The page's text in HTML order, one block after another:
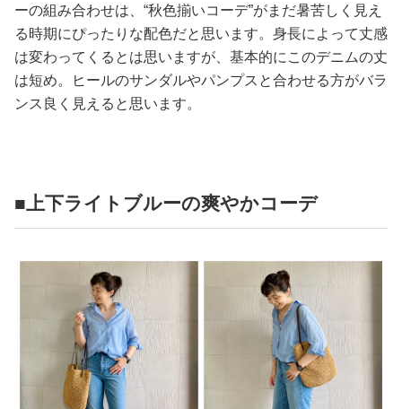
ーの組み合わせは、“秋色揃いコーデ”がまだ暑苦しく見え
る時期にぴったりな配色だと思います。身長によって丈感
は変わってくるとは思いますが、基本的にこのデニムの丈
は短め。ヒールのサンダルやパンプスと合わせる方がバラ
ンス良く見えると思います。
■上下ライトブルーの爽やかコーデ